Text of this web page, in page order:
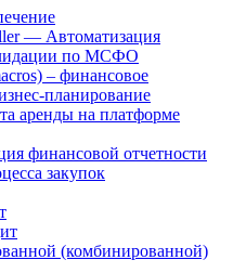
— Автоматизация
по МСФО
– финансовое
планирование
аренды на платформе
финансовой отчетности
закупок
(комбинированной)